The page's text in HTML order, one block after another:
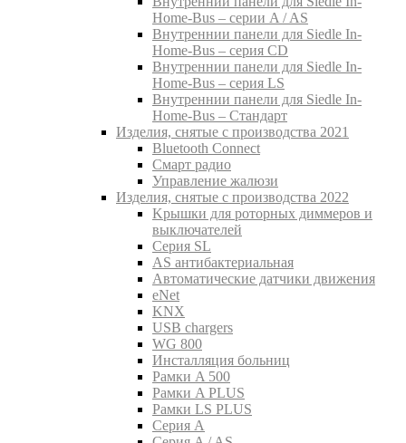
Home-Bus – серии A / AS
Внутреннии панели для Siedle In-
Home-Bus – серия CD
Внутреннии панели для Siedle In-
Home-Bus – серия LS
Внутреннии панели для Siedle In-
Home-Bus – Стандарт
Изделия, снятые с производства 2021
Bluetooth Connect
Смарт радио
Управление жалюзи
Изделия, снятые с производства 2022
Kрышки для роторных диммеров и
выключателей
Серия SL
AS антибактериальная
Aвтоматические датчики движения
eNet
KNX
USB chargers
WG 800
Инсталляция больниц
Рамки A 500
Рамки A PLUS
Рамки LS PLUS
Серия A